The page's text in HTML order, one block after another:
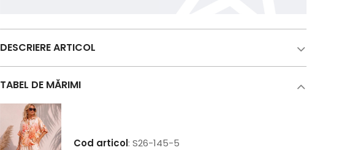
DESCRIERE ARTICOL
TABEL DE MĂRIMI
Cod articol: S26-145-5